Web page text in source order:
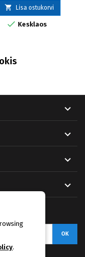
 Lisa ostukorvi
 Kesklaos




.